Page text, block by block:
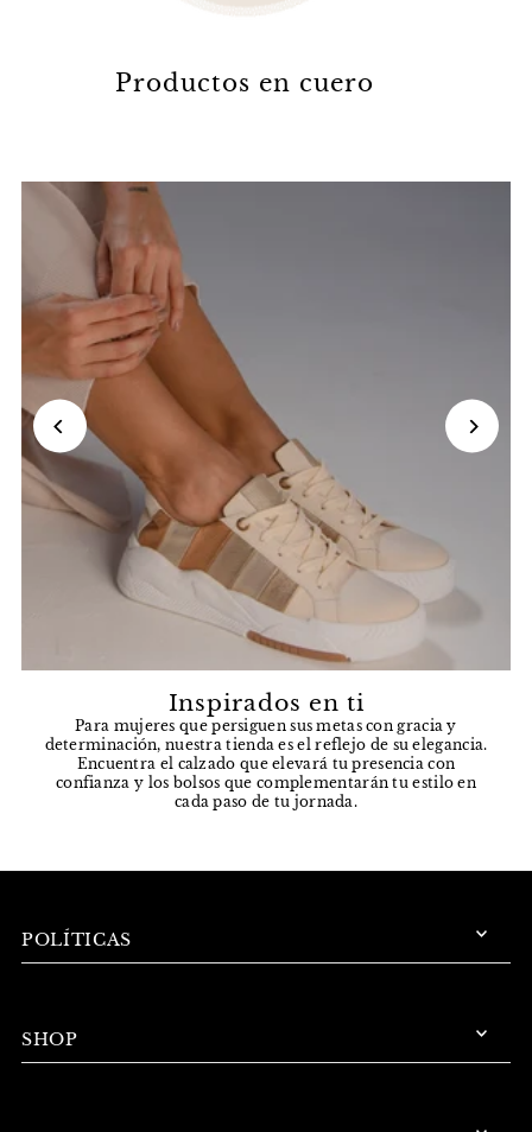
Productos en cuero
Inspirados en ti
Para mujeres que persiguen sus metas con gracia y
determinación, nuestra tienda es el reflejo de su elegancia.
Encuentra el calzado que elevará tu presencia con
confianza y los bolsos que complementarán tu estilo en
cada paso de tu jornada.
POLÍTICAS
SHOP